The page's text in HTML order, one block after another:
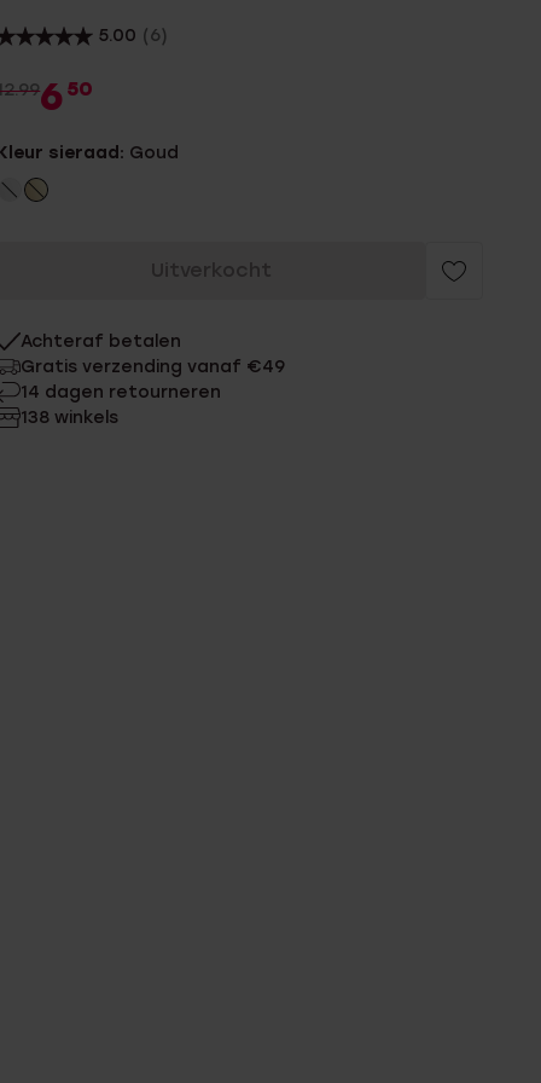
5.00 (6)
6 50
sieraad: Goud
Uitverkocht
Achteraf betalen
Gratis verzending vanaf €49
14 dagen retourneren
138 winkels